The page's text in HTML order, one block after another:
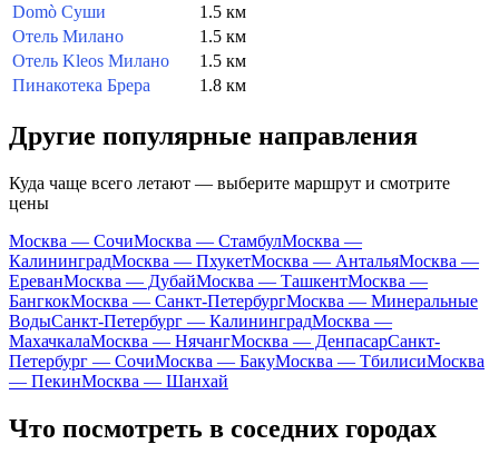
Domò Суши
1.5 км
Отель Милано
1.5 км
Отель Kleos Милано
1.5 км
Пинакотека Брера
1.8 км
Другие популярные направления
Куда чаще всего летают — выберите маршрут и смотрите
цены
Москва — СочиМосква — СтамбулМосква —
КалининградМосква — ПхукетМосква — АнтальяМосква —
ЕреванМосква — ДубайМосква — ТашкентМосква —
БангкокМосква — Санкт-ПетербургМосква — Минеральные
ВодыСанкт-Петербург — КалининградМосква —
МахачкалаМосква — НячангМосква — ДенпасарСанкт-
Петербург — СочиМосква — БакуМосква — ТбилисиМосква
— ПекинМосква — Шанхай
Что посмотреть в соседних городах